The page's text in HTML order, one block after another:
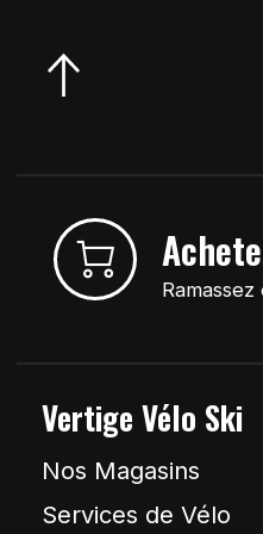
Ramassez
Vertige Vélo Ski
Nos Magasins
Services de Vélo